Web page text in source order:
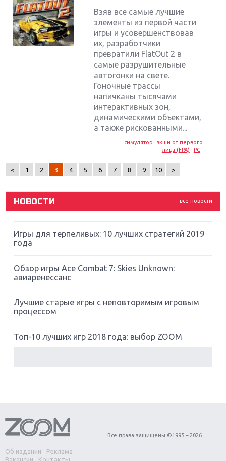
Взяв все самые лучшие
элементы из первой части
игры и усовершенствовав
их, разработчики
превратили FlatOut 2 в
самые разрушительные
автогонки на свете.
Гоночные трассы
напичканы тысячами
интерактивных зон,
динамическими объектами,
а также рискованными...
симулятор
экшн от первого
лица (FPA)
PC
< 1 2 3 4 5 6 7 8 9 10 >
все новости
НОВОСТИ
Крупнейшие релизы мая: Nintendo, Microsoft и
Новинки для Nintendo Switch: Labo, South Park и
Far Cry 5: хвалить нельзя ругать
Игры для терпеливых: 10 лучших стратегий 2019
года
Обзор игры Ace Combat 7: Skies Unknown:
авиаренессанс
Лучшие старые игры с неповторимым игровым
процессом
Топ-10 лучших игр 2018 года: выбор ZOOM
Обзор игры Forza Horizon 4: вершина эволюции
Две важных новинки для консолей: Spider-Man и
Об издании
Реклама
Все права защищены ©1995 – 2026